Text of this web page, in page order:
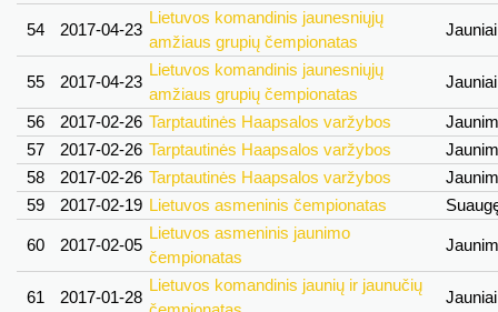
54 2017-04-23
Lietuvos komandinis jaunesniųjų
amžiaus grupių čempionatas
55 2017-04-23
Lietuvos komandinis jaunesniųjų
amžiaus grupių čempionatas
56 2017-02-26 Tarptautinės Haapsalos varžybos
57
2017-02-26 Tarptautinės Haapsalos varžybos
58
2017-02-26 Tarptautinės Haapsalos varžybos
59
2017-02-19 Lietuvos asmeninis čempionatas
60 2017-02-05
Lietuvos asmeninis jaunimo
čempionatas
61 2017-01-28
Lietuvos komandinis jaunių ir jaunučių